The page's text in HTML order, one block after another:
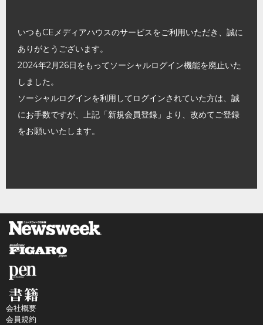
いつもCEメディアハウスのサービスをご利用いただき、誠に
ありがとうございます。
2024年2月26日をもってソーシャルログイン機能を廃止いた
しました。
ソーシャルログインを利用してログインされていた方は、誠
にお手数ですが、上記「新規会員登録」より、改めてご登録
をお願いいたします。
会社概要
会員規約